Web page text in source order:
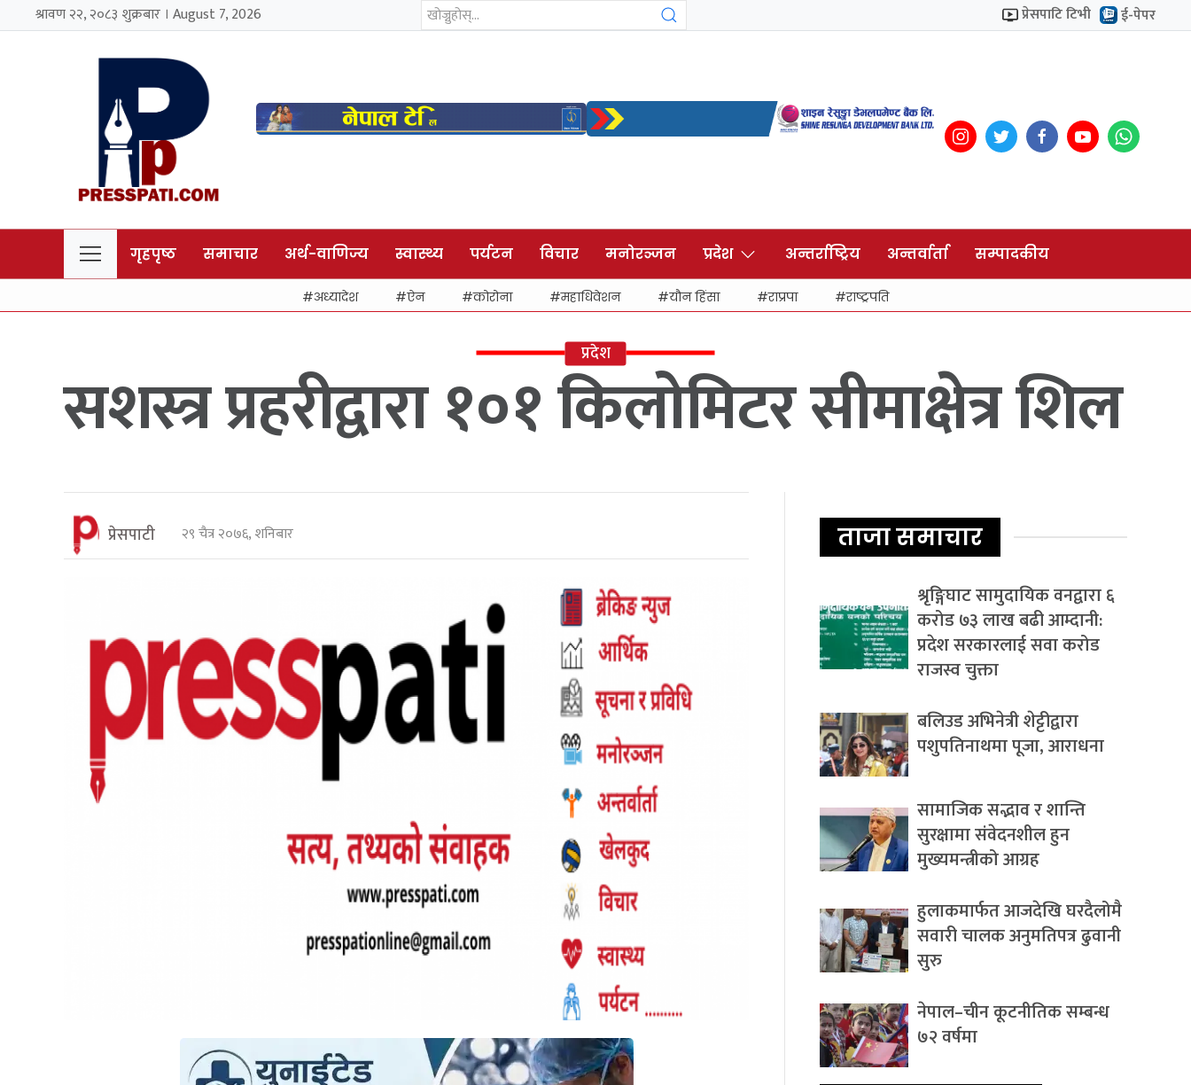
श्रावण २२, २०८३ शुक्रबार । August 7, 2026 प्रेसपाटि टिभी ई-पेपर
गृहपृष्ठ समाचार अर्थ-वाणिज्य स्वास्थ्य पर्यटन विचार मनोरञ्जन प्रदेश अन्तर्राष्ट्रिय अन्तर्वार्ता सम्पादकीय
अध्यादेश ऐन कोरोना महाधिवेशन यौन हिंसा राप्रपा राष्ट्रपति
प्रदेश
सशस्त्र प्रहरीद्वारा १०१ किलोमिटर सीमाक्षेत्र शिल
प्रेसपाटी २९ चैत्र २०७६, शनिबार ताजा समाचार
श्रृङ्गिघाट सामुदायिक वनद्वारा ६
करोड ७३ लाख बढी आम्दानी:
प्रदेश सरकारलाई सवा करोड
राजस्व चुक्ता
बलिउड अभिनेत्री शेट्टीद्वारा
पशुपतिनाथमा पूजा, आराधना
सामाजिक सद्भाव र शान्ति
सुरक्षामा संवेदनशील हुन
मुख्यमन्त्रीको आग्रह
हुलाकमार्फत आजदेखि घरदैलोमै
सवारी चालक अनुमतिपत्र ढुवानी
सुरु
नेपाल–चीन कूटनीतिक सम्बन्ध
७२ वर्षमा